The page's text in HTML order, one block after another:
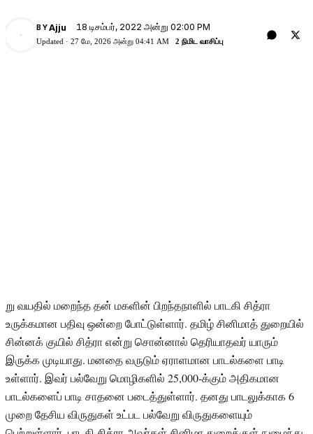
A
BYAjju 18 டிசம்பர், 2022 அன்று 02:00 PM
Updated · 27 மே, 2026 அன்று 04:41 AM 2 நிமிட வாசிப்பு
று வயதில் மறைந்த தன் மகளின் பிறந்தநாளில் பாடகி சித்ரா
உருக்கமான பதிவு ஒன்றை போட்டுள்ளார். தமிழ் சினிமாத் துறையில்
சின்னக் குயில் சித்ரா என்று சொன்னால் தெரியாதவர் யாரும்
இருக்க முடியாது. மனதை வருடும் ஏராளமான பாடல்களை பாடி
உள்ளார். இவர் பல்வேறு மொழிகளில் 25,000-க்கும் அதிகமான
பாடல்களைப் பாடி சாதனை படைத்துள்ளார். தனது பாடலுக்காக 6
முறை தேசிய விருதுகள் உட்பட பல்வேறு விருதுகளையும்